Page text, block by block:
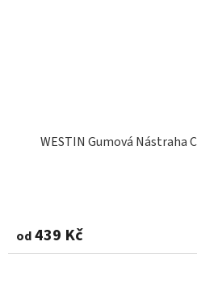
WESTIN Gumová Nástraha
od439 Kč